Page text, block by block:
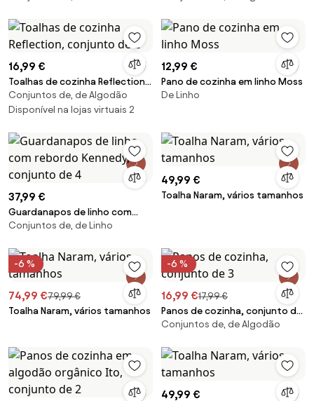
16,99 €
Toalhas de cozinha Reflection,
conjunto de 2
Conjuntos de, de Algodão
Disponível na lojas virtuais 2
12,99 €
Pano de cozinha em linho Moss
De Linho
37,99 €
Guardanapos de linho com
rebordo Kennedy, conjunto de
Conjuntos de, de Linho
49,99 €
Toalha Naram, vários tamanhos
-6 %
74,99 €79,99 €
Toalha Naram, vários tamanhos
-6 %
16,99 €17,99 €
Panos de cozinha, conjunto de
3
Conjuntos de, de Algodão
49,99 €